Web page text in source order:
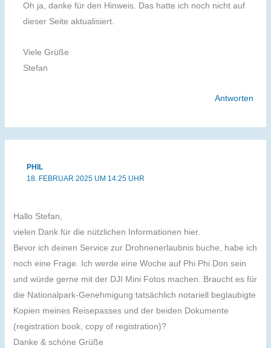
Oh ja, danke für den Hinweis. Das hatte ich noch nicht auf
dieser Seite aktualisiert.
Viele Grüße
Stefan
Antworten
PHIL
18. FEBRUAR 2025 UM 14:25 UHR
Hallo Stefan,
vielen Dank für die nützlichen Informationen hier.
Bevor ich deinen Service zur Drohnenerlaubnis buche, habe ich
noch eine Frage. Ich werde eine Woche auf Phi Phi Don sein
und würde gerne mit der DJI Mini Fotos machen. Braucht es für
die Nationalpark-Genehmigung tatsächlich notariell beglaubigte
Kopien meines Reisepasses und der beiden Dokumente
(registration book, copy of registration)?
Danke & schöne Grüße